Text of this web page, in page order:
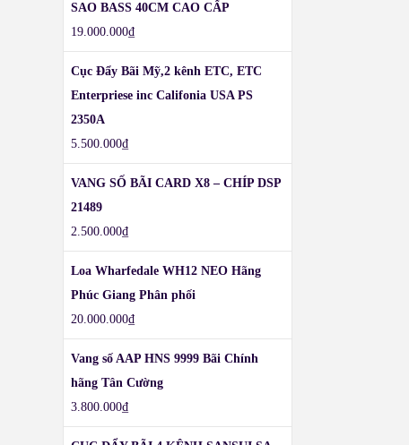
SAO BASS 40CM CAO CẤP
19.000.000₫
Cục Đẩy Bãi Mỹ,2 kênh ETC, ETC
Enterpriese inc Califonia USA PS
2350A
5.500.000₫
VANG SỐ BÃI CARD X8 – CHÍP DSP
21489
2.500.000₫
Loa Wharfedale WH12 NEO Hãng
Phúc Giang Phân phối
20.000.000₫
Vang số AAP HNS 9999 Bãi Chính
hãng Tân Cường
3.800.000₫